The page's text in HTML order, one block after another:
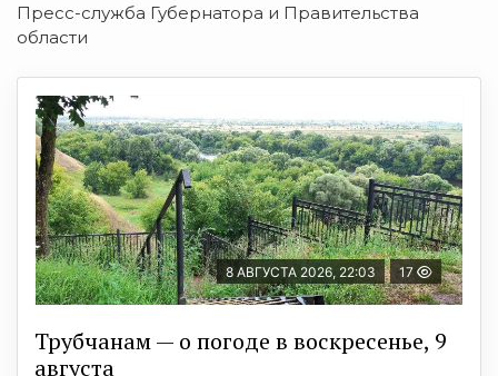
Пресс-служба Губернатора и Правительства
области
8 АВГУСТА 2026, 22:03 17
Трубчанам — о погоде в воскресенье, 9
августа